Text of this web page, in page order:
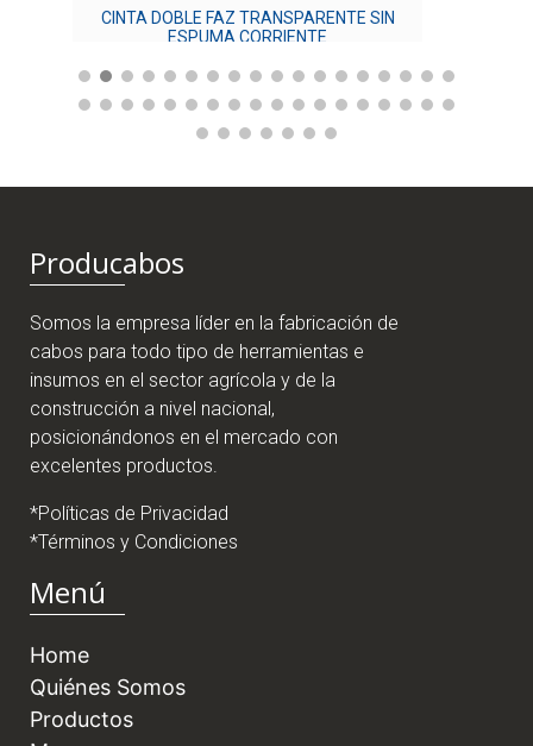
CINTA DOBLE FAZ TRANSPARENTE SIN
ESPUMA CORRIENTE
$ 11,000
Producabos
Somos la empresa líder en la fabricación de
cabos para todo tipo de herramientas e
insumos en el sector agrícola y de la
construcción a nivel nacional,
excelentes productos.
*Términos y Condiciones
Menú
Home